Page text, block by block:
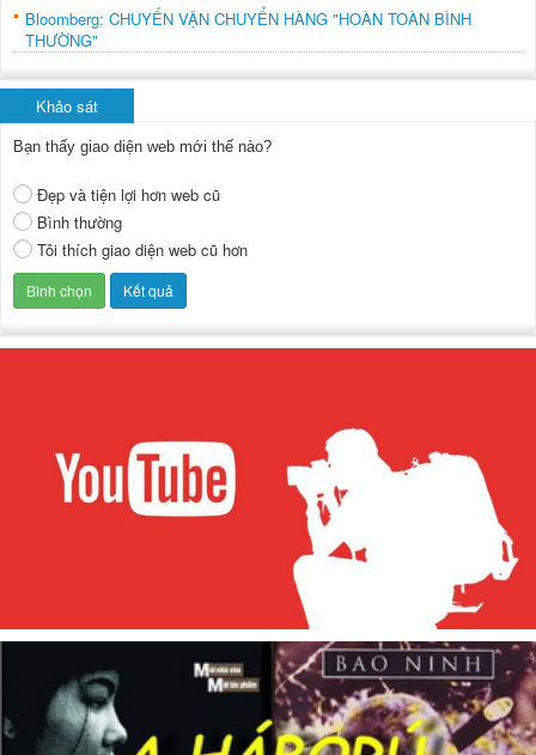
Bloomberg: CHUYẾN VẬN CHUYỂN HÀNG "HOÀN TOÀN BÌNH
THƯỜNG"
Khảo sát
Bạn thấy giao diện web mới thế nào?
Đẹp và tiện lợi hơn web cũ
Bình thường
Tôi thích giao diện web cũ hơn